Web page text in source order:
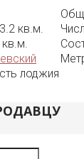
кв.м.
лоджия